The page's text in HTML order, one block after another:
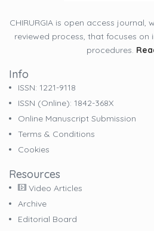
CHIRURGIA is open access journal,
reviewed process, that focuses on
procedures.
Info
ISSN: 1221-9118
ISSN (online): 1842-368X
Online Manuscript Submission
Terms & Conditions
Cookies
Resources
Video Articles
Archive
Editorial Board